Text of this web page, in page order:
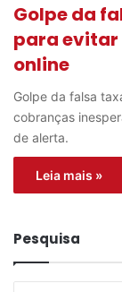
Golpe da
para evitar
online
Golpe da falsa
cobranças
de alerta.
Leia mais »
Pesquisa